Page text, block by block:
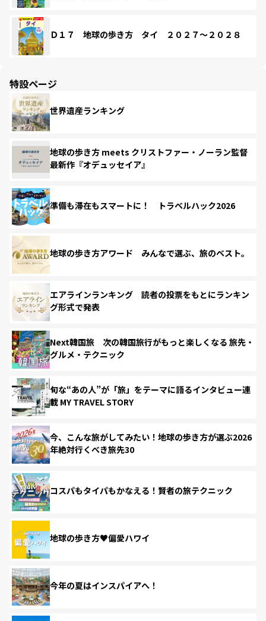
Ｄ１７ 地球の歩き方 タイ ２０２７～２０２８
特設ページ
世界遺産ランキング
地球の歩き方 meets クリストファー・ノーラン監督
最新作『オデュッセイア』
準備も滞在もスマートに！ トラベルハック2026
地球の歩き方アワード みんなで選ぶ、旅のベスト。
エアラインランキング 読者の投票をもとにランキン
グ形式で発表
Next韓国旅 次の韓国旅行がもっと楽しくなる 旅先・
グルメ・テクニック
旬な“あの人”が「旅」をテーマに語るインタビュー連
載 MY TRAVEL STORY
今、こんな旅がしてみたい！地球の歩き方が選ぶ2026
年絶対行くべき旅先30
コスパもタイパもかなえる！賢者の旅テクニック
地球の歩き方♥偏愛ハワイ
今年の夏はインスパイアへ！